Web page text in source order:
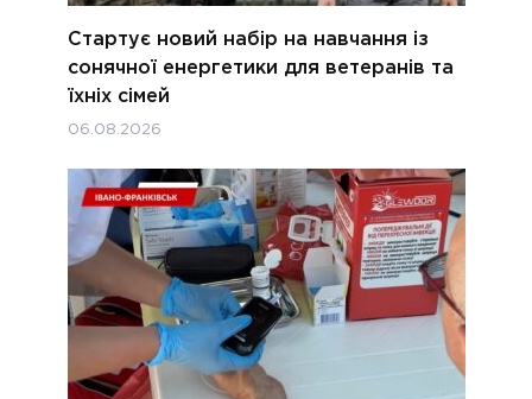
Стартує новий набір на навчання із
сонячної енергетики для ветеранів та
їхніх сімей
06.08.2026